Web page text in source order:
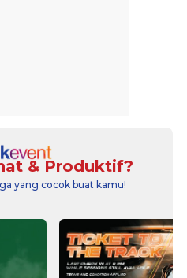
& Produktif?
yang cocok buat kamu!